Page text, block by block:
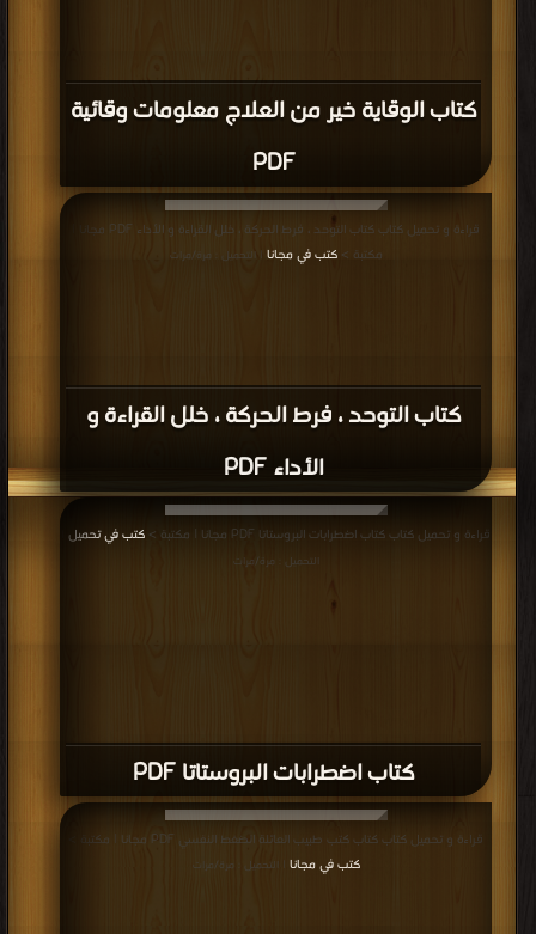
كتاب الوقاية خير من العلاج معلومات وقائية
PDF
كتاب التوحد ، فرط الحركة ، خلل القراءة و
الأداء PDF
قراءة و تحميل كتاب كتاب التوحد ، فرط الحركة ، خلل القراءة و الأداء PDF مجانا |
مكتبة >كتب في مجانا | التحميل : مرة/مرات
كتاب اضطرابات البروستاتا PDF
قراءة و تحميل كتاب كتاب اضطرابات البروستاتا PDF مجانا | مكتبة > كتب في تحميل
التحميل : مرة/مرات
قراءة و تحميل كتاب كتاب كتب طبيب العائلة الضغط النفسي PDF مجانا | مكتبة >
كتب في مجانا | التحميل : مرة/مرات